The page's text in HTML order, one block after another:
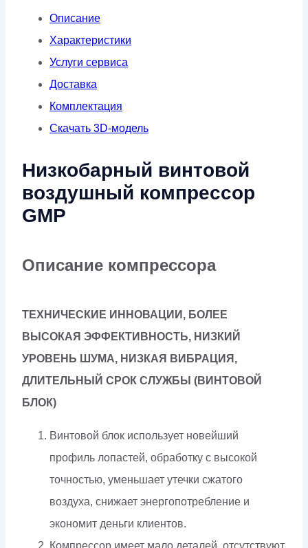
Описание
Характеристики
Услуги сервиса
Доставка
Комплектация
Скачать 3D-модель
Низкобарный винтовой
воздушный компрессор
GMP
Описание компрессора
ТЕХНИЧЕСКИЕ ИННОВАЦИИ, БОЛЕЕ
ВЫСОКАЯ ЭФФЕКТИВНОСТЬ, НИЗКИЙ
УРОВЕНЬ ШУМА, НИЗКАЯ ВИБРАЦИЯ,
ДЛИТЕЛЬНЫЙ СРОК СЛУЖБЫ (ВИНТОВОЙ
БЛОК)
Винтовой блок использует новейший
профиль лопастей, обработку с высокой
точностью, уменьшает утечки сжатого
воздуха, снижает энергопотребление и
экономит деньги клиентов.
Компрессор имеет мало деталей, отсутствуют